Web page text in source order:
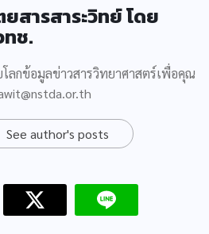
สารสาระวิทย์ โดย
ช.
ลกข้อมูลข่าวสารวิทยาศาสตร์เพื่อคุณ
See author's posts